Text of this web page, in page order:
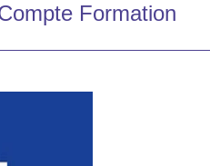
Formation